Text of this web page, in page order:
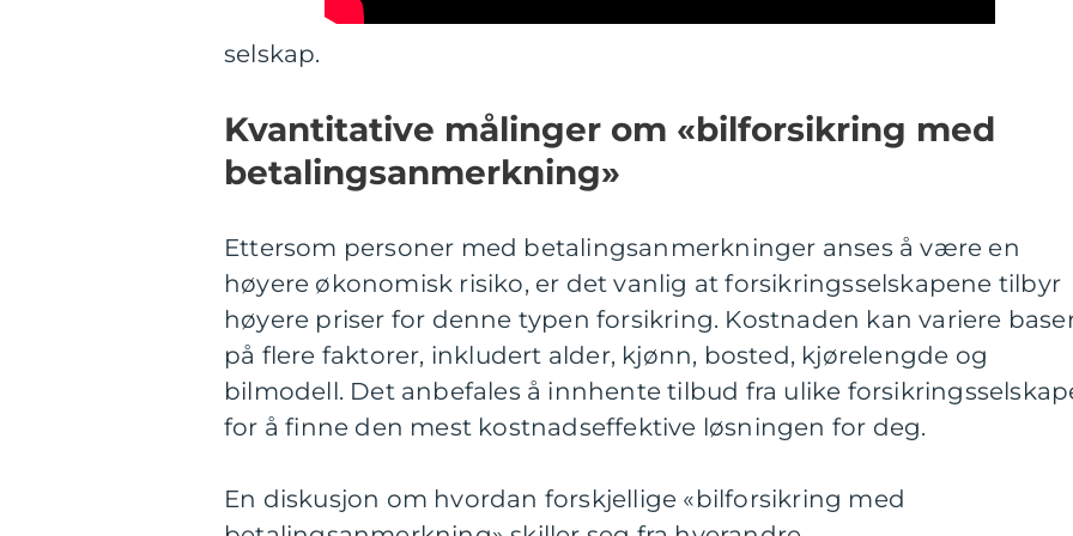
selskap.
Kvantitative målinger om «bilforsikring med
betalingsanmerkning»
Ettersom personer med betalingsanmerkninger anses å være en
høyere økonomisk risiko, er det vanlig at forsikringsselskapene tilbyr
høyere priser for denne typen forsikring. Kostnaden kan variere
på flere faktorer, inkludert alder, kjønn, bosted, kjørelengde og
bilmodell. Det anbefales å innhente tilbud fra ulike
for å finne den mest kostnadseffektive løsningen for deg.
En diskusjon om hvordan forskjellige «bilforsikring med